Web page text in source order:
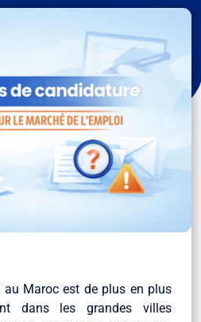
au Maroc est de plus en plus
dans les grandes villes